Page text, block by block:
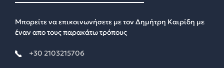
Μπορείτε να επικοινωνήσετε με τον Δημήτρη Καιρίδη με
έναν απο τους παρακάτω τρόπους
+30 2103215706